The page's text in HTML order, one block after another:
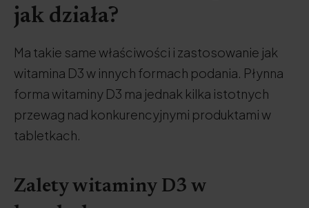
jak działa?
Ma takie same właściwości i zastosowanie jak
witamina D3 w innych formach podania. Płynna
forma witaminy D3 ma jednak kilka istotnych
przewag nad konkurencyjnymi produktami w
tabletkach.
Zalety witaminy D3 w